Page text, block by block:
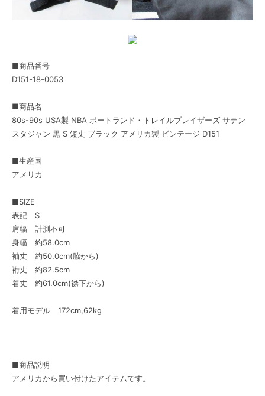
■商品番号
D151-18-0053
■商品名
80s-90s USA製 NBA ポートランド・トレイルブレイザーズ サテン
スタジャン 黒 S 短丈 ブラック アメリカ製 ビンテージ D151
■生産国
アメリカ
■SIZE
表記 S
肩幅 計測不可
身幅 約58.0cm
袖丈 約50.0cm(脇から)
裄丈 約82.5cm
着丈 約61.0cm(襟下から)
着用モデル 172cm,62kg
■商品説明
アメリカから買い付けたアイテムです。